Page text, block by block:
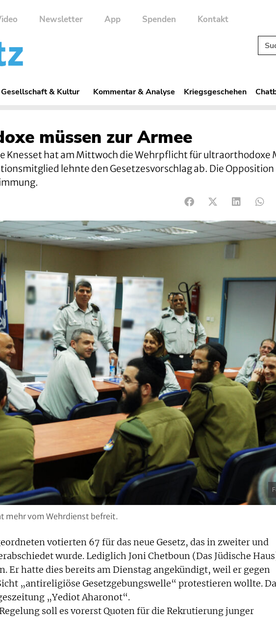
Newsletter App Spenden Kontakt
Gesellschaft & Kultur Kommentar & Analyse Kriegsgeschehen
müssen zur Armee
Knesset hat am Mittwoch die Wehrpflicht für ultraorthodoxe
lehnte den Gesetzesvorschlag ab. Die Opposition
mehr vom Wehrdienst befreit.
votierten 67 für das neue Gesetz, das in zweiter und
wurde. Lediglich Joni Chetboun (Das Jüdische
Er hatte dies bereits am Dienstag angekündigt, weil er gegen
„antireligiöse Gesetzgebungswelle“ protestieren wollte.
„Yediot Aharonot“.
soll es vorerst Quoten für die Rekrutierung junger